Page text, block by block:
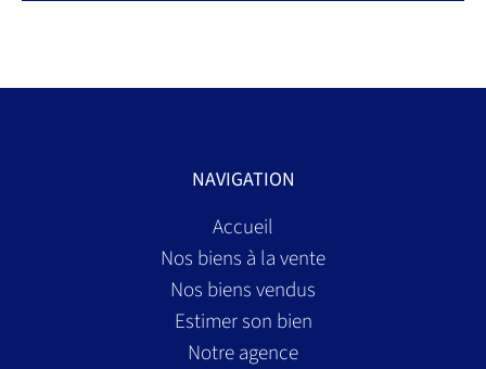
NAVIGATION
Accueil
Nos biens à la vente
Nos biens vendus
Estimer son bien
Notre agence